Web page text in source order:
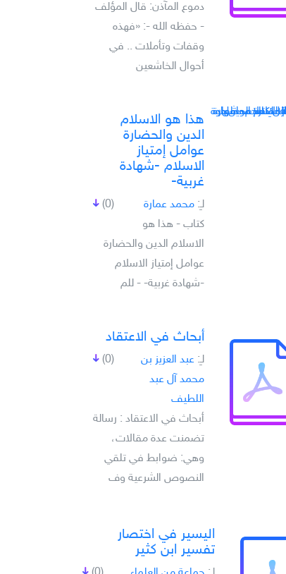
دموع المآذن: قال المؤلف
- حفظه الله -: «فهذه
وقفات وتأملات .. في
أحوال الخاشعين
هذا هو الاسلام
الدين والحضارة
عوامل إمتياز
الاسلام -شهادة
غربية-
(0) لـِ: محمد عمارة
كتاب - هذا هو
الاسلام الدين والحضارة
عوامل إمتياز الاسلام
-شهادة غربية- - للم
أبحاث في الاعتقاد
(0) لـِ: عبد العزيز بن
محمد آل عبد
اللطيف
أبحاث في الاعتقاد : رسالة
تضمنت عدة مقالات،
وهي: ضوابط في تلقي
النصوص الشرعية وف
اليسير في اختصار
تفسير ابن كثير